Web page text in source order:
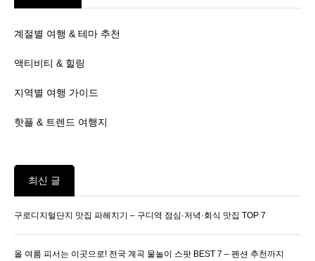
계절별 여행 & 테마 추천
액티비티 & 힐링
지역별 여행 가이드
핫플 & 트렌드 여행지
최신 글
구로디지털단지 맛집 파헤치기 – 구디역 점심·저녁·회식 맛집 TOP 7
올 여름 피서는 이곳으로! 전국 계곡 물놀이 스팟 BEST 7 – 펜션 추천까지